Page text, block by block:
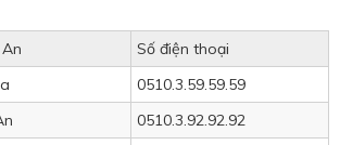
Số điện thoại
0510.3.59.59.59
0510.3.92.92.92